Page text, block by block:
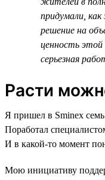
придумали,
решение на
ценность этой
серьезная
Расти
Я пришел в Sminex
Поработал
И в какой-то момент
Мою инициативу